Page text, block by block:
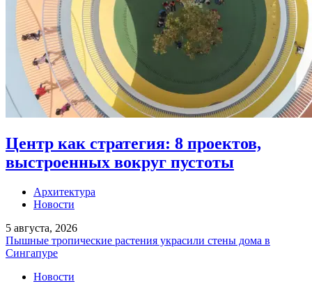
Центр как стратегия: 8 проектов,
выстроенных вокруг пустоты
Архитектура
Новости
5 августа, 2026
Пышные тропические растения украсили стены дома в
Сингапуре
Новости